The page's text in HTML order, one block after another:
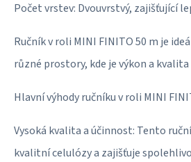
Počet vrstev: Dvouvrstvý, zajišťující
Ručník v roli MINI FINITO 50 m je
různé prostory, kde je výkon a
Hlavní výhody ručníku v roli MINI
Vysoká kvalita a účinnost: Tento
kvalitní celulózy a zajišťuje